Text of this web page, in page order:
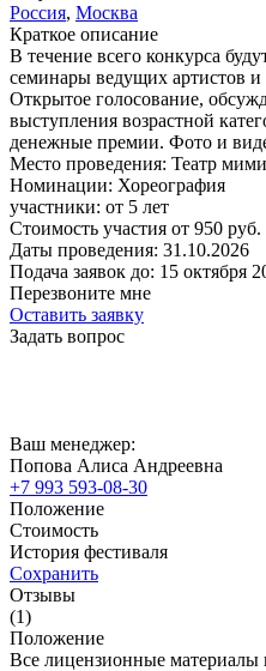
Россия, Москва
Краткое описание
В течение всего конкурса
семинары ведущих артистов
Открытое голосование,
выступления возрастной
денежные премии. Фото и
Место проведения: Театр
Номинации: Хореография
участники: от 5 лет
Стоимость участия от 950 руб.
Даты проведения: 31.10.2026
Подача заявок до: 15 октября
Перезвоните мне
Оставить заявку
Задать вопрос
Ваш менеджер:
Попова Алиса Андреевна
+7 993 593-08-30
Положение
Стоимость
История фестиваля
Сохранить
Отзывы
(1)
Положение
Все лицензионные материалы